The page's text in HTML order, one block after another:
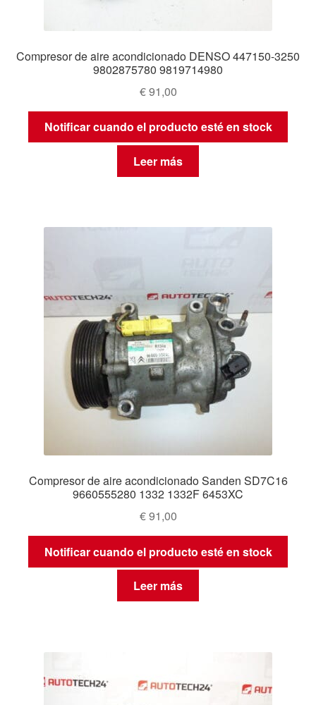
Compresor de aire acondicionado DENSO 447150-3250
9802875780 9819714980
€91,00
Notificar cuando el producto esté en stock
Leer más
Compresor de aire acondicionado Sanden SD7C16
9660555280 1332 1332F 6453XC
€91,00
Notificar cuando el producto esté en stock
Leer más